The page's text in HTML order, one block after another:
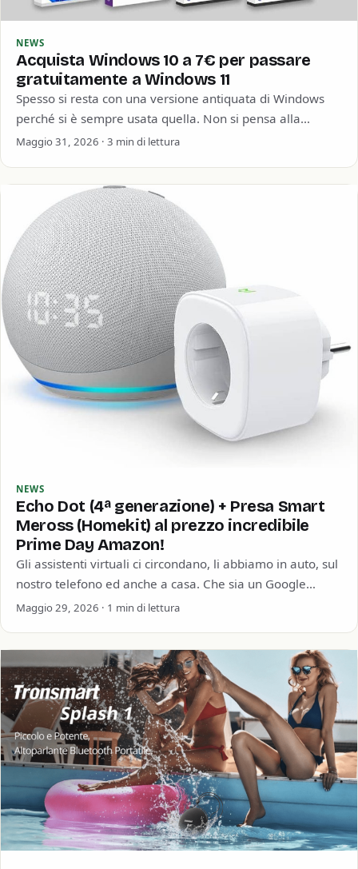
NEWS
Acquista Windows 10 a 7€ per passare
gratuitamente a Windows 11
Spesso si resta con una versione antiquata di Windows
perché si è sempre usata quella. Non si pensa alla
sicurezza informatica o…
Maggio 31, 2026 · 3 min di lettura
NEWS
Echo Dot (4ª generazione) + Presa Smart
Meross (Homekit) al prezzo incredibile
Prime Day Amazon!
Gli assistenti virtuali ci circondano, li abbiamo in auto, sul
nostro telefono ed anche a casa. Che sia un Google
Home, un…
Maggio 29, 2026 · 1 min di lettura